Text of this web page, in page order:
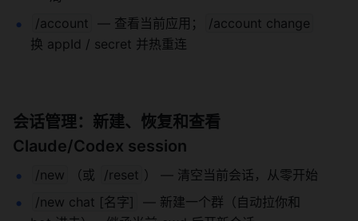
/account
— 查看当前应用；
/account change
换 appId / secret 并热重连
会话管理：新建、恢复和查看
Claude/Codex session
/new （或 /reset ） — 清空当前会话，从零开始
/new chat [名字]
— 新建一个群（自动拉你和